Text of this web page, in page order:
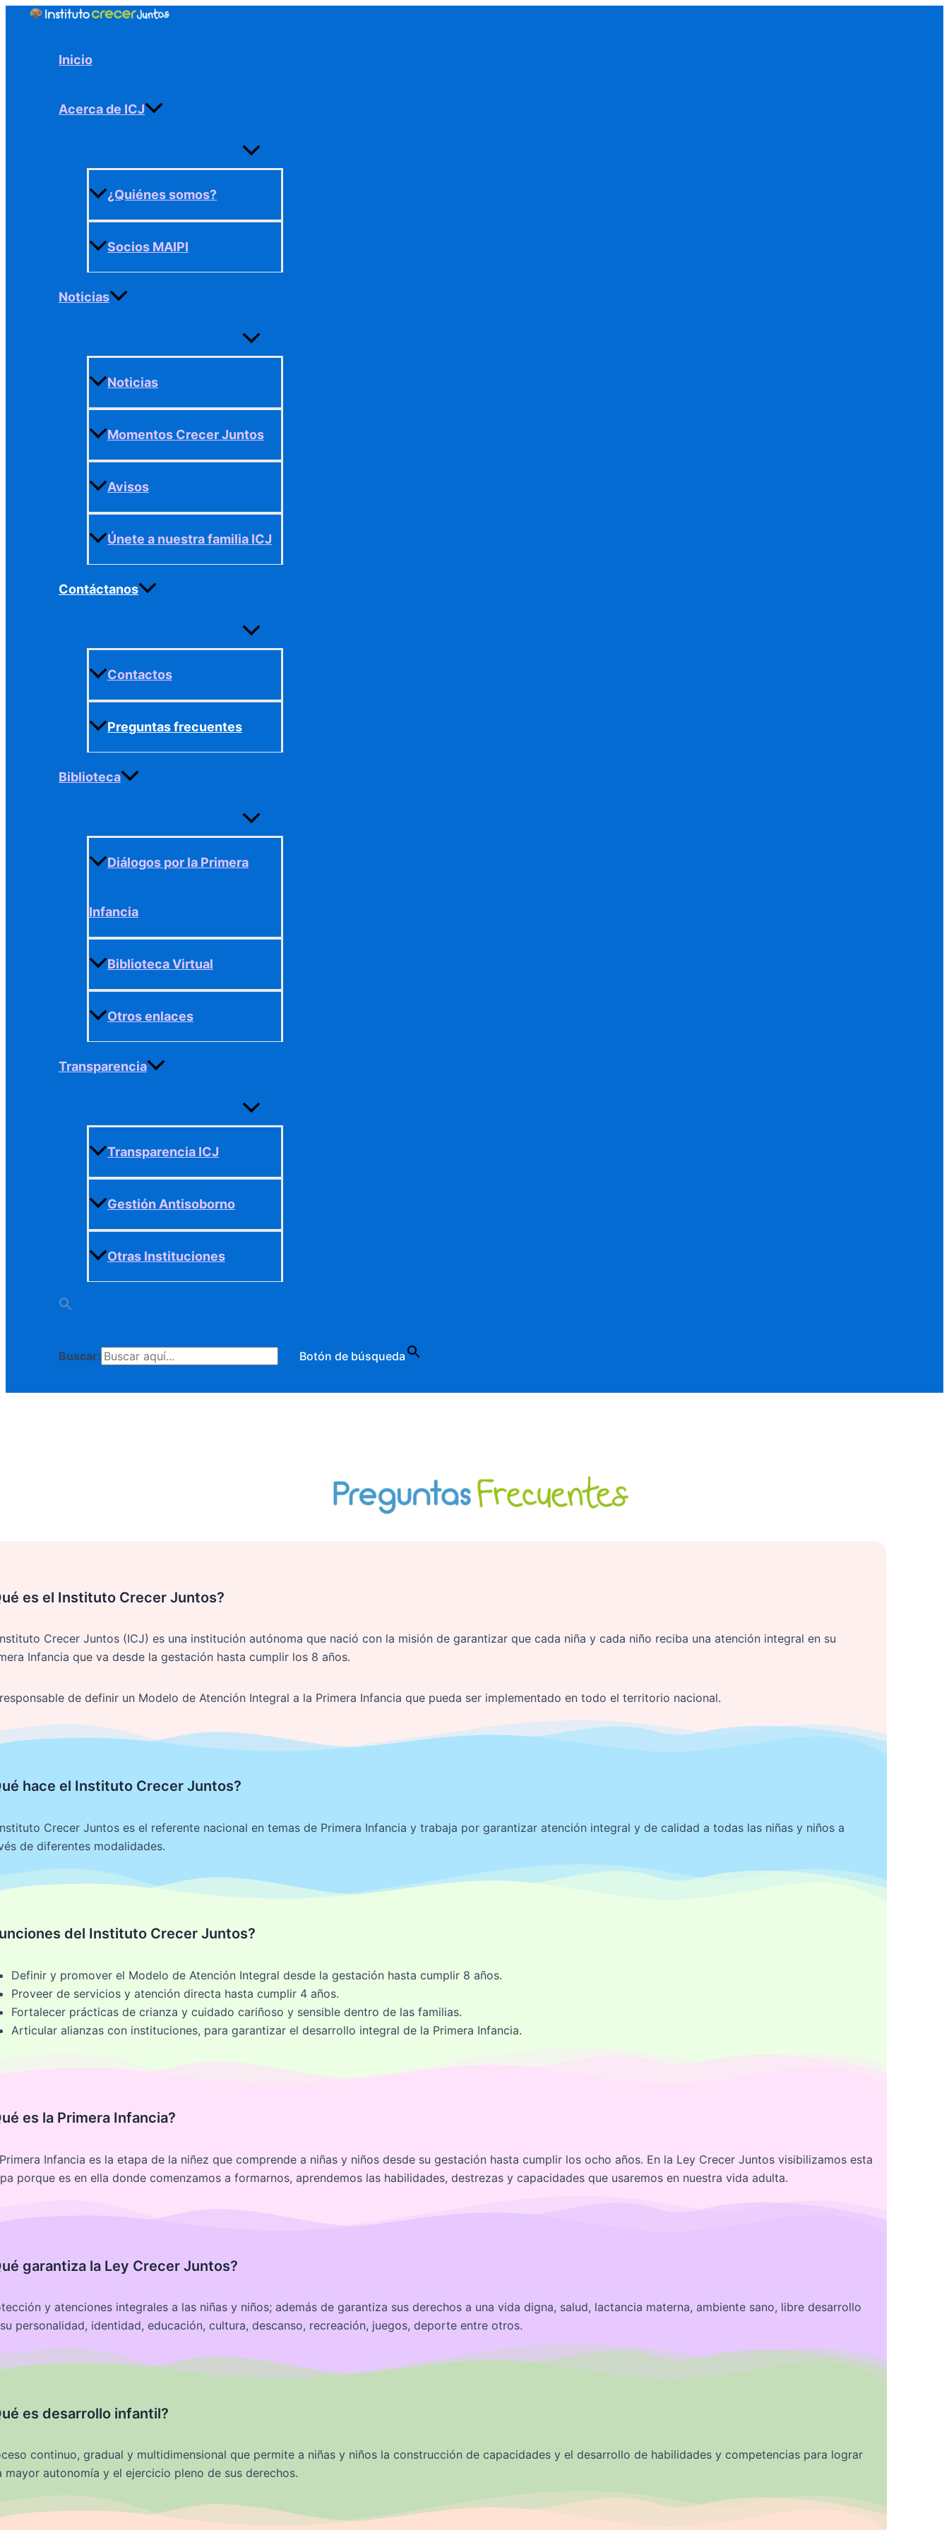
Inicio
Acerca de ICJ
Alternar
¿Quiénes somos?
Socios MAIPI
Noticias
Alternar
Noticias
Momentos Crecer Juntos
Avisos
Únete a nuestra familia ICJ
Contáctanos
Alternar
Contactos
Preguntas frecuentes
Biblioteca
Alternar
Diálogos por la Primera
Infancia
Biblioteca Virtual
Otros enlaces
Transparencia
Alternar
Transparencia ICJ
Gestión Antisoborno
Otras Instituciones
Buscar: Botón de búsqueda
es el Instituto Crecer Juntos?
Crecer Juntos (ICJ) es una institución autónoma que nació con la misión de garantizar que cada niña y cada niño reciba una atención integral en su
Infancia que va desde la gestación hasta cumplir los 8 años.
de definir un Modelo de Atención Integral a la Primera Infancia que pueda ser implementado en todo el territorio nacional.
hace el Instituto Crecer Juntos?
Crecer Juntos es el referente nacional en temas de Primera Infancia y trabaja por garantizar atención integral y de calidad a todas las niñas y niños a
de diferentes modalidades.
del Instituto Crecer Juntos?
Definir y promover el Modelo de Atención Integral desde la gestación hasta cumplir 8 años.
Proveer de servicios y atención directa hasta cumplir 4 años.
Fortalecer prácticas de crianza y cuidado cariñoso y sensible dentro de las familias.
Articular alianzas con instituciones, para garantizar el desarrollo integral de la Primera Infancia.
es la Primera Infancia?
Infancia es la etapa de la niñez que comprende a niñas y niños desde su gestación hasta cumplir los ocho años. En la Ley Crecer Juntos visibilizamos esta
porque es en ella donde comenzamos a formarnos, aprendemos las habilidades, destrezas y capacidades que usaremos en nuestra vida adulta.
garantiza la Ley Crecer Juntos?
y atenciones integrales a las niñas y niños; además de garantiza sus derechos a una vida digna, salud, lactancia materna, ambiente sano, libre desarrollo
personalidad, identidad, educación, cultura, descanso, recreación, juegos, deporte entre otros.
es desarrollo infantil?
continuo, gradual y multidimensional que permite a niñas y niños la construcción de capacidades y el desarrollo de habilidades y competencias para lograr
mayor autonomía y el ejercicio pleno de sus derechos.